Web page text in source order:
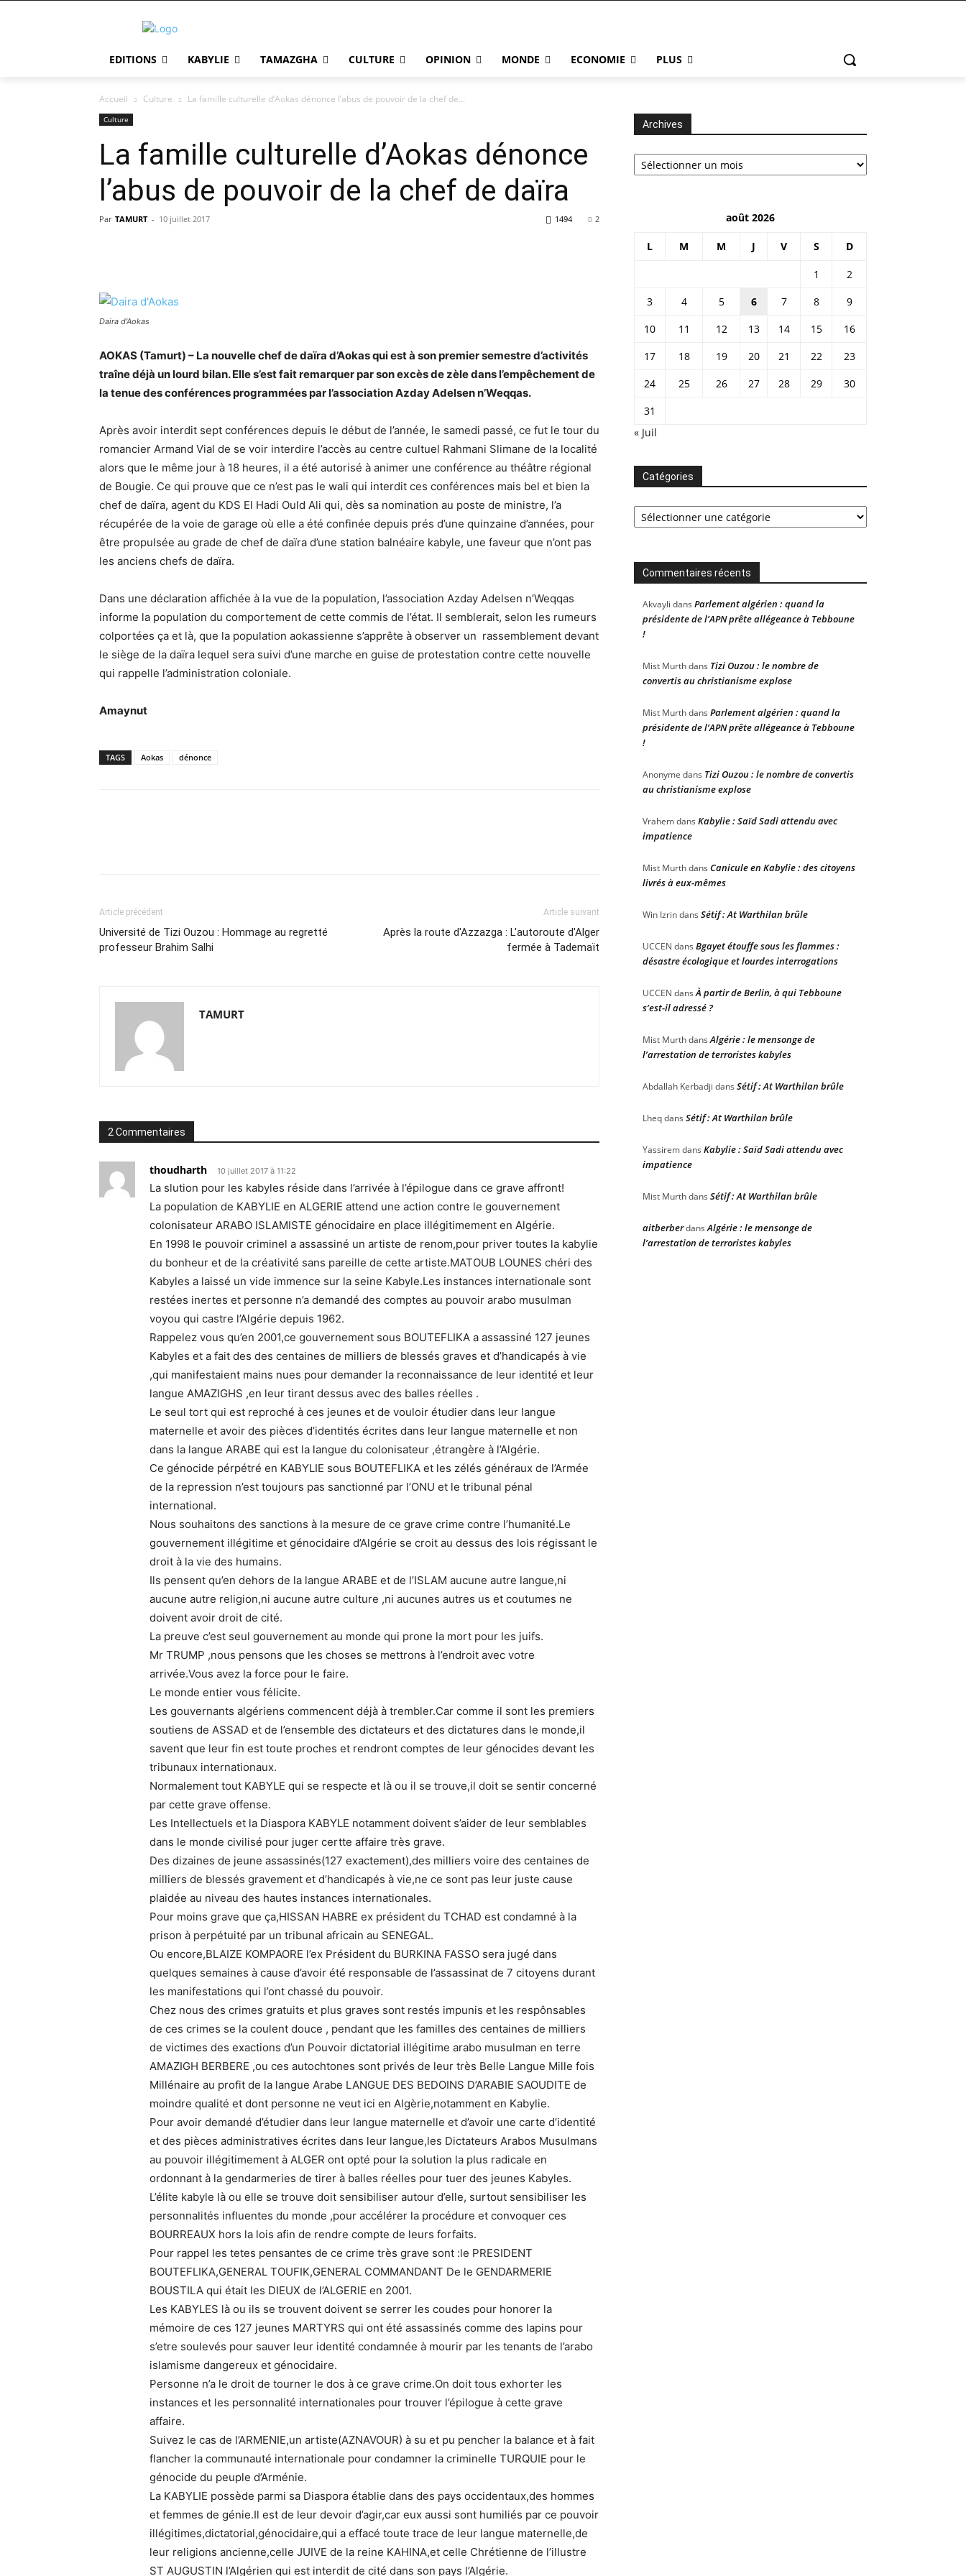
EDITIONS KABYLIE TAMAZGHA CULTURE OPINION MONDE ECONOMIE PLUS
Accueil Culture La famille culturelle d’Aokas dénonce l’abus de pouvoir de la chef de...
Culture
La famille culturelle d’Aokas dénonce
l’abus de pouvoir de la chef de daïra
Par TAMURT - 10 juillet 2017 2
1494
Daira d'Aokas
AOKAS (Tamurt) – La nouvelle chef de daïra d’Aokas qui est à son premier semestre d’activités
traîne déjà un lourd bilan. Elle s’est fait remarquer par son excès de zèle dans l’empêchement de
la tenue des conférences programmées par l’association Azday Adelsen n’Weqqas.
Après avoir interdit sept conférences depuis le début de l’année, le samedi passé, ce fut le tour du
romancier Armand Vial de se voir interdire l’accès au centre cultuel Rahmani Slimane de la localité
alors que le même jour à 18 heures, il a été autorisé à animer une conférence au théâtre régional
de Bougie. Ce qui prouve que ce n’est pas le wali qui interdit ces conférences mais bel et bien la
chef de daïra, agent du KDS El Hadi Ould Ali qui, dès sa nomination au poste de ministre, l’a
récupérée de la voie de garage où elle a été confinée depuis prés d’une quinzaine d’années, pour
être propulsée au grade de chef de daïra d’une station balnéaire kabyle, une faveur que n’ont pas
les anciens chefs de daïra.
Dans une déclaration affichée à la vue de la population, l’association Azday Adelsen n’Weqqas
informe la population du comportement de cette commis de l’état. Il semblerait, selon les rumeurs
colportées ça et là, que la population aokassienne s’apprête à observer un rassemblement devant
le siège de la daïra lequel sera suivi d’une marche en guise de protestation contre cette nouvelle
qui rappelle l’administration coloniale.
Amaynut
TAGS Aokas dénonce
Article précédent
Université de Tizi Ouzou : Hommage au regretté
professeur Brahim Salhi
Article suivant
Après la route d'Azzazga : L'autoroute d'Alger
fermée à Tademaït
TAMURT
2 Commentaires
thoudharth 10 juillet 2017 à 11:22
La slution pour les kabyles réside dans l’arrivée à l’épilogue dans ce grave affront!
La population de KABYLIE en ALGERIE attend une action contre le gouvernement
colonisateur ARABO ISLAMISTE génocidaire en place illégitimement en Algérie.
En 1998 le pouvoir criminel a assassiné un artiste de renom,pour priver toutes la kabylie
du bonheur et de la créativité sans pareille de cette artiste.MATOUB LOUNES chéri des
Kabyles a laissé un vide immence sur la seine Kabyle.Les instances internationale sont
restées inertes et personne n’a demandé des comptes au pouvoir arabo musulman
voyou qui castre l’Algérie depuis 1962.
Rappelez vous qu’en 2001,ce gouvernement sous BOUTEFLIKA a assassiné 127 jeunes
Kabyles et a fait des des centaines de milliers de blessés graves et d’handicapés à vie
,qui manifestaient mains nues pour demander la reconnaissance de leur identité et leur
langue AMAZIGHS ,en leur tirant dessus avec des balles réelles .
Le seul tort qui est reproché à ces jeunes et de vouloir étudier dans leur langue
maternelle et avoir des pièces d’identités écrites dans leur langue maternelle et non
dans la langue ARABE qui est la langue du colonisateur ,étrangère à l’Algérie.
Ce génocide pérpétré en KABYLIE sous BOUTEFLIKA et les zélés généraux de l’Armée
de la repression n’est toujours pas sanctionné par l’ONU et le tribunal pénal
international.
Nous souhaitons des sanctions à la mesure de ce grave crime contre l’humanité.Le
gouvernement illégitime et génocidaire d’Algérie se croit au dessus des lois régissant le
droit à la vie des humains.
Ils pensent qu’en dehors de la langue ARABE et de l’ISLAM aucune autre langue,ni
aucune autre religion,ni aucune autre culture ,ni aucunes autres us et coutumes ne
doivent avoir droit de cité.
La preuve c’est seul gouvernement au monde qui prone la mort pour les juifs.
Mr TRUMP ,nous pensons que les choses se mettrons à l’endroit avec votre
arrivée.Vous avez la force pour le faire.
Le monde entier vous félicite.
Les gouvernants algériens commencent déjà à trembler.Car comme il sont les premiers
soutiens de ASSAD et de l’ensemble des dictateurs et des dictatures dans le monde,il
savent que leur fin est toute proches et rendront comptes de leur génocides devant les
tribunaux internationaux.
Normalement tout KABYLE qui se respecte et là ou il se trouve,il doit se sentir concerné
par cette grave offense.
Les Intellectuels et la Diaspora KABYLE notamment doivent s’aider de leur semblables
dans le monde civilisé pour juger certte affaire très grave.
Des dizaines de jeune assassinés(127 exactement),des milliers voire des centaines de
milliers de blessés gravement et d’handicapés à vie,ne ce sont pas leur juste cause
plaidée au niveau des hautes instances internationales.
Pour moins grave que ça,HISSAN HABRE ex président du TCHAD est condamné à la
prison à perpétuité par un tribunal africain au SENEGAL.
Ou encore,BLAIZE KOMPAORE l’ex Président du BURKINA FASSO sera jugé dans
quelques semaines à cause d’avoir été responsable de l’assassinat de 7 citoyens durant
les manifestations qui l’ont chassé du pouvoir.
Chez nous des crimes gratuits et plus graves sont restés impunis et les respônsables
de ces crimes se la coulent douce , pendant que les familles des centaines de milliers
de victimes des exactions d’un Pouvoir dictatorial illégitime arabo musulman en terre
AMAZIGH BERBERE ,ou ces autochtones sont privés de leur très Belle Langue Mille fois
Millénaire au profit de la langue Arabe LANGUE DES BEDOINS D’ARABIE SAOUDITE de
moindre qualité et dont personne ne veut ici en Algèrie,notamment en Kabylie.
Pour avoir demandé d’étudier dans leur langue maternelle et d’avoir une carte d’identité
et des pièces administratives écrites dans leur langue,les Dictateurs Arabos Musulmans
au pouvoir illégitimement à ALGER ont opté pour la solution la plus radicale en
ordonnant à la gendarmeries de tirer à balles réelles pour tuer des jeunes Kabyles.
L’élite kabyle là ou elle se trouve doit sensibiliser autour d’elle, surtout sensibiliser les
personnalités influentes du monde ,pour accélérer la procédure et convoquer ces
BOURREAUX hors la lois afin de rendre compte de leurs forfaits.
Pour rappel les tetes pensantes de ce crime très grave sont :le PRESIDENT
BOUTEFLIKA,GENERAL TOUFIK,GENERAL COMMANDANT De le GENDARMERIE
BOUSTILA qui était les DIEUX de l’ALGERIE en 2001.
Les KABYLES là ou ils se trouvent doivent se serrer les coudes pour honorer la
mémoire de ces 127 jeunes MARTYRS qui ont été assassinés comme des lapins pour
s’etre soulevés pour sauver leur identité condamnée à mourir par les tenants de l’arabo
islamisme dangereux et génocidaire.
Personne n’a le droit de tourner le dos à ce grave crime.On doit tous exhorter les
instances et les personnalité internationales pour trouver l’épilogue à cette grave
affaire.
Suivez le cas de l’ARMENIE,un artiste(AZNAVOUR) à su et pu pencher la balance et à fait
flancher la communauté internationale pour condamner la criminelle TURQUIE pour le
génocide du peuple d’Arménie.
La KABYLIE possède parmi sa Diaspora établie dans des pays occidentaux,des hommes
et femmes de génie.Il est de leur devoir d’agir,car eux aussi sont humiliés par ce pouvoir
illégitimes,dictatorial,génocidaire,qui a effacé toute trace de leur langue maternelle,de
leur religions ancienne,celle JUIVE de la reine KAHINA,et celle Chrétienne de l’illustre
ST AUGUSTIN l’Algérien qui est interdit de cité dans son pays l’Algérie.
Archives
Archives
août 2026
L M M J V S D
1
2
3
4 5 6 7 8
9
10
11 12 13 14 15
16
17
18 19 20 21 22
23
24
25 26 27 28 29
30
31
« Juil
Catégories
Catégories
Commentaires récents
Akvayli dans Parlement algérien : quand la
présidente de l’APN prête allégeance à Tebboune
!
Mist Murthdans Tizi Ouzou : le nombre de
convertis au christianisme explose
Mist Murthdans Parlement algérien : quand la
présidente de l’APN prête allégeance à Tebboune
!
Anonyme dans Tizi Ouzou : le nombre de convertis
au christianisme explose
Vrahemdans Kabylie : Saïd Sadi attendu avec
impatience
Mist Murthdans Canicule en Kabylie : des citoyens
livrés à eux-mêmes
Win Izrindans Sétif : At Warthilan brûle
UCCEN dans Bgayet étouffe sous les flammes :
désastre écologique et lourdes interrogations
UCCEN dansÀ partir de Berlin, à qui Tebboune
s’est-il adressé ?
Mist MurthdansAlgérie : le mensonge de
l’arrestation de terroristes kabyles
Abdallah Kerbadji dans Sétif : At Warthilan brûle
Lheqdans Sétif : At Warthilan brûle
Yassiremdans Kabylie : Saïd Sadi attendu avec
impatience
Mist Murthdans Sétif : At Warthilan brûle
aitberberdansAlgérie : le mensonge de
l’arrestation de terroristes kabyles